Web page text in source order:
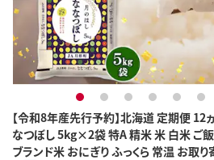
【令和8年産先行予約】北海道 定期便
なつぼし 5kg×2袋 特A 精米 米 白米 ご
ブランド米 おにぎり ふっくら 常温 お取
1 2 3 4 5 6